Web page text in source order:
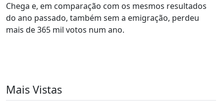
Chega e, em comparação com os mesmos resultados
do ano passado, também sem a emigração, perdeu
mais de 365 mil votos num ano.
Mais Vistas